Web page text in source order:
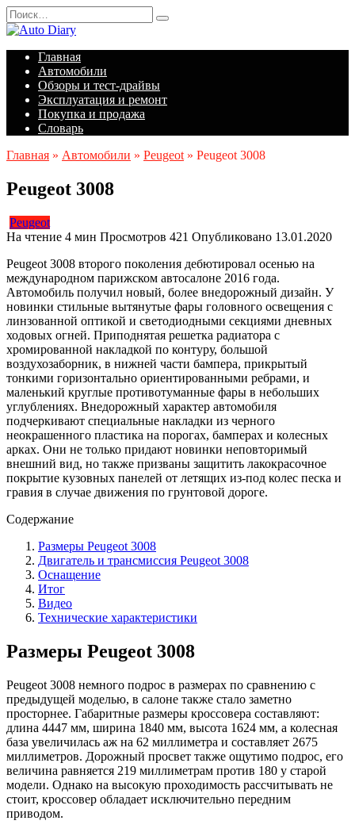
Перейти
к
содержанию
Search
for:
Главная
Автомобили
Обзоры и тест-драйвы
Эксплуатация и ремонт
Покупка и продажа
Словарь
Главная » Автомобили » Peugeot » Peugeot 3008
Peugeot 3008
Peugeot
На чтение 4 мин Просмотров 421 Опубликовано 13.01.2020
Peugeot 3008 второго поколения дебютировал осенью на
международном парижском автосалоне 2016 года.
Автомобиль получил новый, более внедорожный дизайн. У
новинки стильные вытянутые фары головного освещения с
линзованной оптикой и светодиодными секциями дневных
ходовых огней. Приподнятая решетка радиатора с
хромированной накладкой по контуру, большой
воздухозаборник, в нижней части бампера, прикрытый
тонкими горизонтально ориентированными ребрами, и
маленький круглые противотуманные фары в небольших
углублениях. Внедорожный характер автомобиля
подчеркивают специальные накладки из черного
неокрашенного пластика на порогах, бамперах и колесных
арках. Они не только придают новинки неповторимый
внешний вид, но также призваны защитить лакокрасочное
покрытие кузовных панелей от летящих из-под колес песка и
гравия в случае движения по грунтовой дороге.
Содержание
Размеры Peugeot 3008
Двигатель и трансмиссия Peugeot 3008
Оснащение
Итог
Видео
Технические характеристики
Размеры Peugeot 3008
Peugeot 3008 немного подрос в размерах по сравнению с
предыдущей моделью, в салоне также стало заметно
просторнее. Габаритные размеры кроссовера составляют:
длина 4447 мм, ширина 1840 мм, высота 1624 мм, а колесная
база увеличилась аж на 62 миллиметра и составляет 2675
миллиметров. Дорожный просвет также ощутимо подрос, его
величина равняется 219 миллиметрам против 180 у старой
модели. Однако на высокую проходимость рассчитывать не
стоит, кроссовер обладает исключительно передним
приводом.